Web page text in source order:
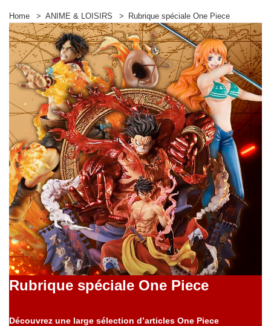
e
n
u
Home > ANIME & LOISIRS > Rubrique spéciale One Piece
Rubrique spéciale One Piece
Découvrez une large sélection d’articles One Piece